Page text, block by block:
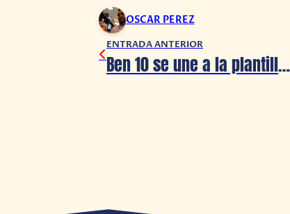
OSCAR PEREZ
ENTRADA ANTERIOR
Ben 10 se une a la plantilla de Brawlhalla